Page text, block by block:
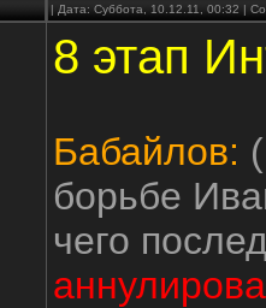
| Дата: Суббота, 10.12.11, 00:32 |
8 этап
Бабайлов:
борьбе
чего